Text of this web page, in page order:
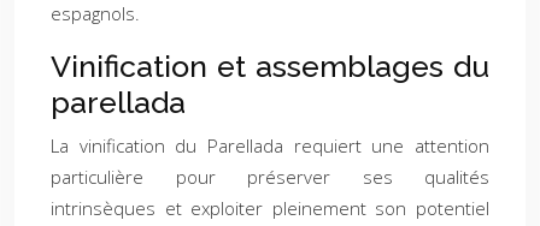
espagnols.
Vinification et assemblages du
parellada
La vinification du Parellada requiert une attention
particulière pour préserver ses qualités
intrinsèques et exploiter pleinement son potentiel